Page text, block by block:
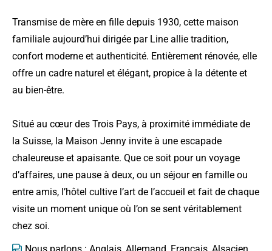
Transmise de mère en fille depuis 1930, cette maison
familiale aujourd’hui dirigée par Line allie tradition,
confort moderne et authenticité. Entièrement rénovée, elle
offre un cadre naturel et élégant, propice à la détente et
au bien-être.
Situé au cœur des Trois Pays, à proximité immédiate de
la Suisse, la Maison Jenny invite à une escapade
chaleureuse et apaisante. Que ce soit pour un voyage
d’affaires, une pause à deux, ou un séjour en famille ou
entre amis, l’hôtel cultive l’art de l’accueil et fait de chaque
visite un moment unique où l’on se sent véritablement
chez soi.